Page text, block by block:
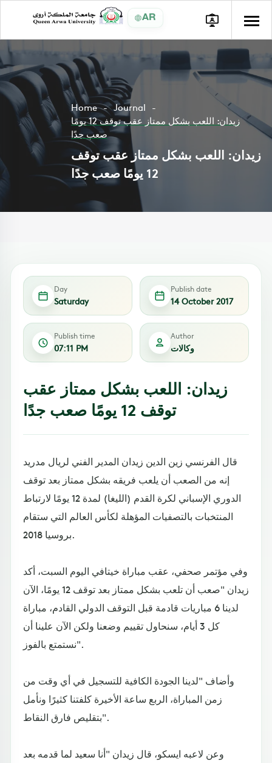
AR
Home
Journal
زيدان: اللعب بشكل ممتاز عقب توقف 12 يومًا
صعب جدًا
زيدان: اللعب بشكل ممتاز عقب توقف
12 يومًا صعب جدًا
Day
Saturday
Publish date
14 October 2017
Publish time
07:11 PM
Author
وكالات
زيدان: اللعب بشكل ممتاز عقب
توقف 12 يومًا صعب جدًا
قال الفرنسي زين الدين زيدان المدير الفني لريال مدريد
إنه من الصعب أن يلعب فريقه بشكل ممتاز بعد توقف
الدوري الإسباني لكرة القدم (الليغا) لمدة 12 يومًا لارتباط
المنتخبات بالتصفيات المؤهلة لكأس العالم التي ستقام
بروسيا 2018.
وفي مؤتمر صحفي، عقب مباراة خيتافي اليوم السبت، أكد
زيدان "صعب أن تلعب بشكل ممتاز بعد توقف 12 يومًا، الآن
لدينا 6 مباريات قادمة قبل التوقف الدولي القادم، مباراة
كل 3 أيام، سنحاول تقييم وضعنا ولكن الآن علينا أن
نستمتع بالفوز".
وأضاف "لدينا الجودة الكافية للتسجيل في أي وقت من
زمن المباراة، الربع ساعة الأخيرة كلفتنا كثيرًا ونأمل
بتقليص فارق النقاط".
وعن لاعبه ايسكو، قال زيدان "أنا سعيد لما قدمه بعد